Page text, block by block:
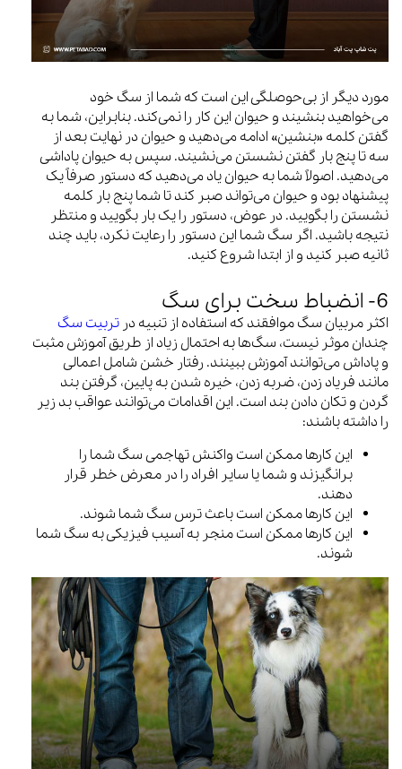
مورد دیگر از بی‌حوصلگی این است که شما از سگ خود
می‌خواهید بنشیند و حیوان این کار را نمی‌کند. بنابراین، شما به
گفتن کلمه «بنشین» ادامه می‌دهید و حیوان در نهایت بعد از
سه تا پنج بار گفتن نشستن می‌نشیند. سپس به حیوان پاداشی
می‌دهید. اصولاً شما به حیوان یاد می‌دهید که دستور صرفاً یک
پیشنهاد بود و حیوان می‌تواند صبر کند تا شما پنج بار کلمه
نشستن را بگویید. در عوض، دستور را یک بار بگویید و منتظر
نتیجه باشید. اگر سگ شما این دستور را رعایت نکرد، باید چند
ثانیه صبر کنید و از ابتدا شروع کنید.
6- انضباط سخت برای سگ
اکثر مربیان سگ موافقند که استفاده از تنبیه در تربیت سگ
چندان موثر نیست، سگ‌ها به احتمال زیاد از طریق آموزش مثبت
و پاداش می‌توانند آموزش ببینند. رفتار خشن شامل اعمالی
مانند فریاد زدن، ضربه زدن، خیره شدن به پایین، گرفتن بند
گردن و تکان دادن بند است. این اقدامات می‌توانند عواقب بد زیر
را داشته باشند:
این کارها ممکن است واکنش تهاجمی سگ شما را
برانگیزند و شما یا سایر افراد را در معرض خطر قرار
دهند.
این کارها ممکن است باعث ترس سگ شما شوند.
این کارها ممکن است منجر به آسیب فیزیکی به سگ شما
شوند.